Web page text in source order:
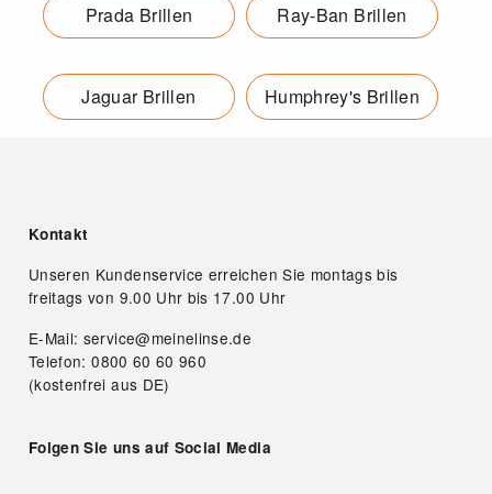
Prada Brillen Ray-Ban Brillen
Jaguar Brillen Humphrey's Brillen
Kontakt
Unseren Kundenservice erreichen Sie montags bis
freitags von 9.00 Uhr bis 17.00 Uhr
E-Mail: service@meinelinse.de
Telefon: 0800 60 60 960
(kostenfrei aus DE)
Folgen Sie uns auf Social Media